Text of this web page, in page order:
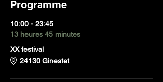
Programme
10:00 - 23:45
13 heures 45 minutes
XX festival
24130 Ginestet